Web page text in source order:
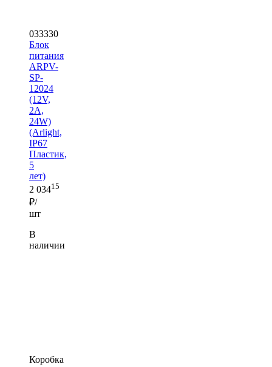
033330
Блок
питания
ARPV-
SP-
12024
(12V,
2A,
24W)
(Arlight,
IP67
Пластик,
5
лет)
2 03415
₽/
шт
В
наличии
Коробка